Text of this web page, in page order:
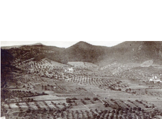
Imatge